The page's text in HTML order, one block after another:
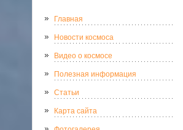
Главная
Новости космоса
Видео о космосе
Полезная информация
Статьи
Карта сайта